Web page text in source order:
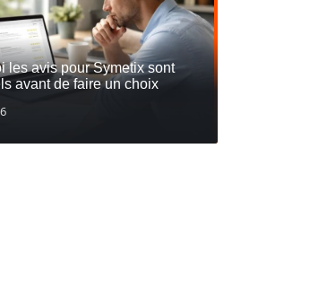
les avis pour Symetix sont
avant de faire un choix